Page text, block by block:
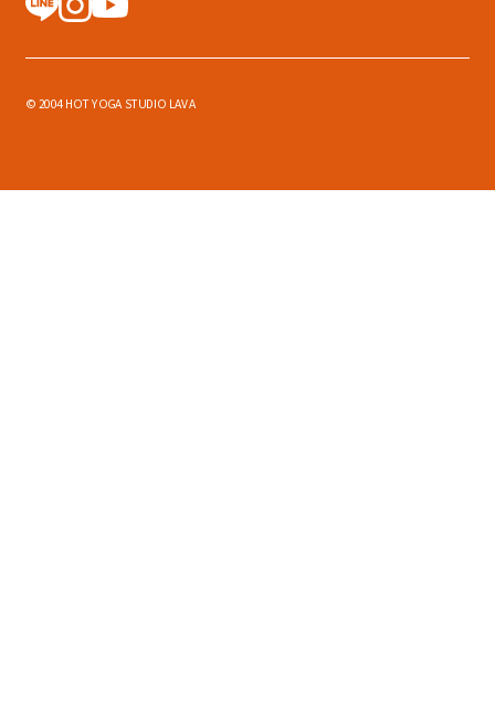
© 2004 HOT YOGA STUDIO LAVA